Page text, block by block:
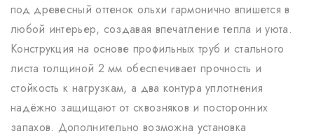
под древесный оттенок ольхи гармонично впишется в
любой интерьер, создавая впечатление тепла и уюта.
Конструкция на основе профильных труб и стального
листа толщиной 2 мм обеспечивает прочность и
стойкость к нагрузкам, а два контура уплотнения
надёжно защищают от сквозняков и посторонних
запахов. Дополнительно возможна установка